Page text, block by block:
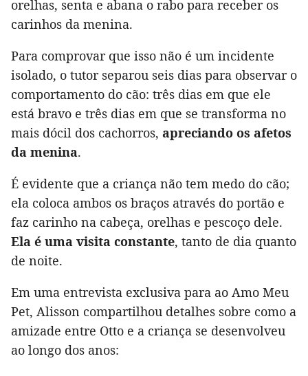
orelhas, senta e abana o rabo para receber os
carinhos da menina.
Para comprovar que isso não é um incidente
isolado, o tutor separou seis dias para observar o
comportamento do cão: três dias em que ele
está bravo e três dias em que se transforma no
mais dócil dos cachorros, apreciando os afetos
da menina.
É evidente que a criança não tem medo do cão;
ela coloca ambos os braços através do portão e
faz carinho na cabeça, orelhas e pescoço dele.
Ela é uma visita constante, tanto de dia quanto
de noite.
Em uma entrevista exclusiva para ao Amo Meu
Pet, Alisson compartilhou detalhes sobre como a
amizade entre Otto e a criança se desenvolveu
ao longo dos anos: